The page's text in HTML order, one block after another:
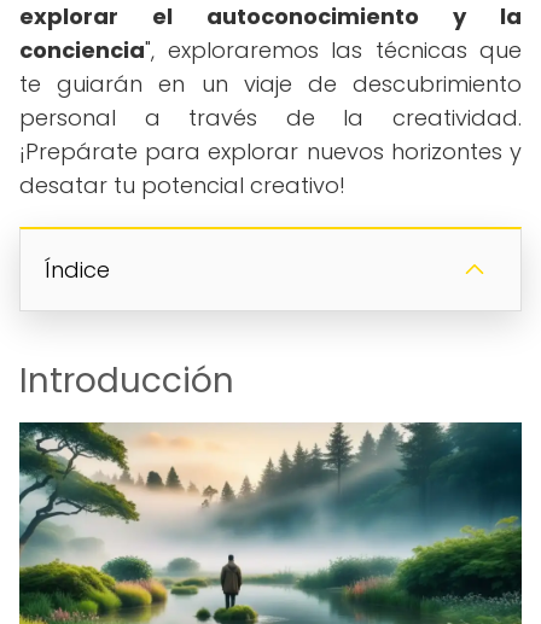
explorar el autoconocimiento y la
conciencia", exploraremos las técnicas que
te guiarán en un viaje de descubrimiento
personal a través de la creatividad.
¡Prepárate para explorar nuevos horizontes y
desatar tu potencial creativo!
Índice
Introducción